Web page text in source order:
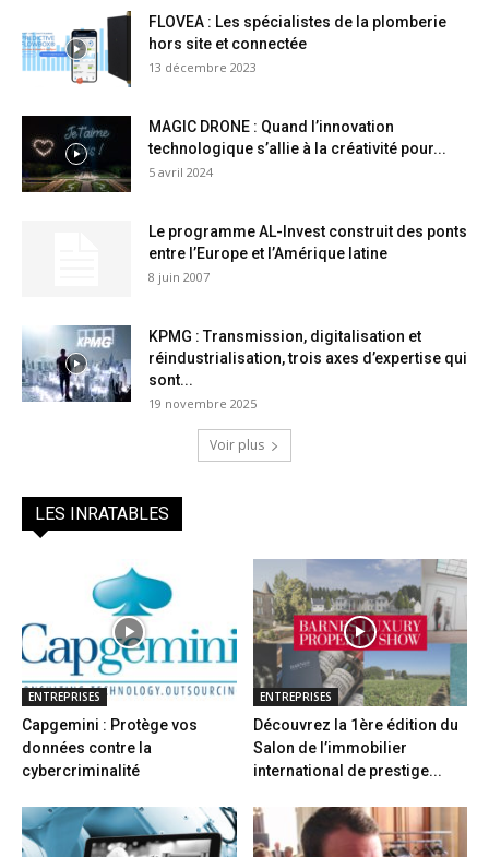
FLOVEA : Les spécialistes de la plomberie
hors site et connectée
13 décembre 2023
MAGIC DRONE : Quand l’innovation
technologique s’allie à la créativité pour...
5 avril 2024
Le programme AL-Invest construit des ponts
entre l’Europe et l’Amérique latine
8 juin 2007
KPMG : Transmission, digitalisation et
réindustrialisation, trois axes d’expertise qui
sont...
19 novembre 2025
Voir plus
LES INRATABLES
ENTREPRISES
Capgemini : Protège vos
données contre la
cybercriminalité
ENTREPRISES
Découvrez la 1ère édition du
Salon de l’immobilier
international de prestige...